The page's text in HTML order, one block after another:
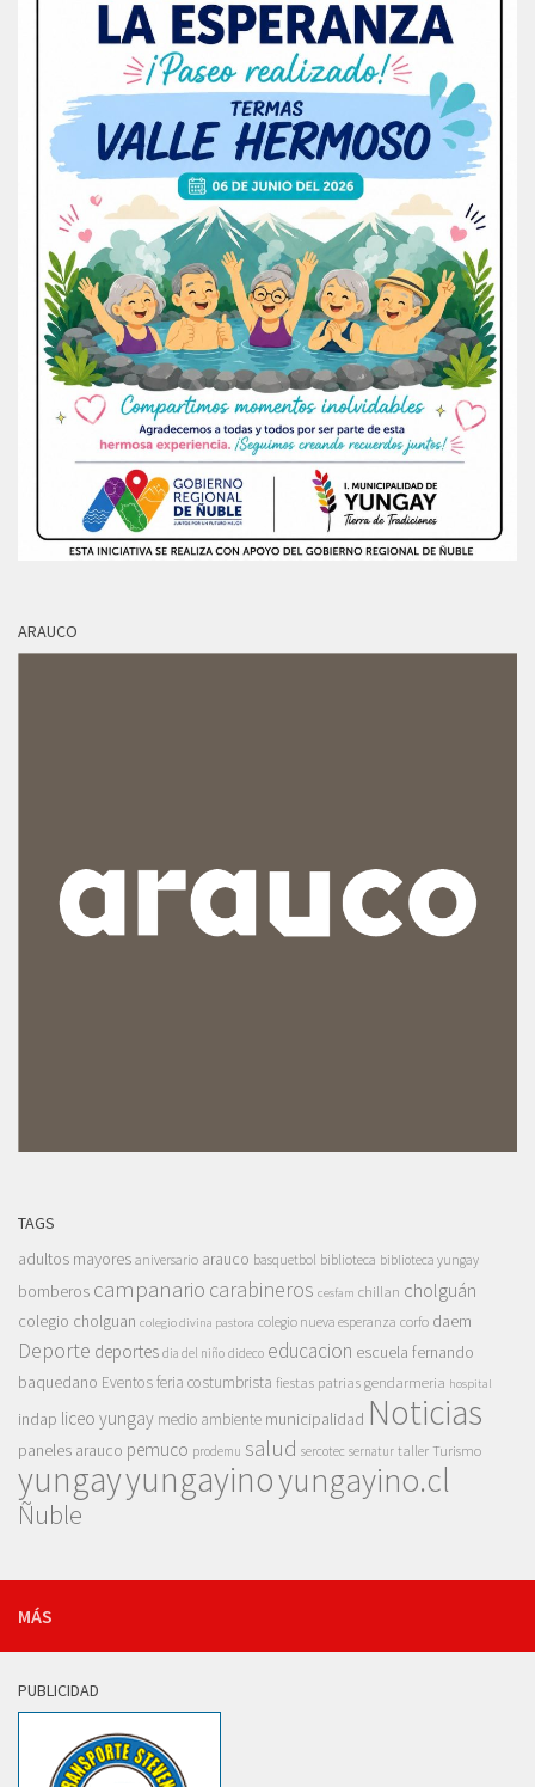
ARAUCO
TAGS
adultos mayores aniversario arauco basquetbol biblioteca biblioteca yungay
bomberos campanario carabineros cesfam chillan cholguán
colegio cholguan colegio divina pastora colegio nueva esperanza corfo daem
Deporte deportes dia del niño dideco educacion escuela fernando
baquedano Eventosferia costumbrista fiestas patrias gendarmeria hospital
indap liceo yungay medio ambiente municipalidad Noticias
paneles arauco pemuco prodemu salud sercotec sernatur taller Turismo
yungayyungayinoyungayino.cl
Ñuble
MÁS
PUBLICIDAD